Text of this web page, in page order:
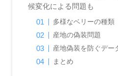
候変化による問題も
多様なベリーの種類
産地の偽装問題
産地偽装を防ぐデー
まとめ